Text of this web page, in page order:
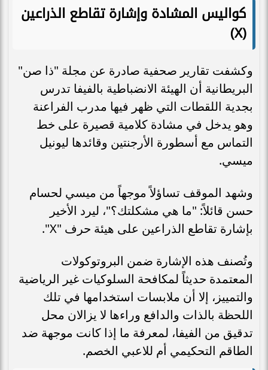
كواليس المشادة وإشارة تقاطع الذراعين
(X)
وكشفت تقارير صحفية صادرة عن مجلة "ذا صن"
البريطانية أن الهيئة الانضباطية بالفيفا تدرس
بجدية اللقطات التي ظهر فيها مدرب الفراعنة
وهو يدخل في مشادة كلامية قصيرة على خط
التماس مع أسطورة الأرجنتين وقائدها ليونيل
ميسي.
وشهد الموقف تساؤلاً موجهاً من ميسي لحسام
حسن قائلاً: "ما هي مشكلتك؟"، ليرد الأخير
بإشارة تقاطع الذراعين على هيئة حرف "X".
وتُصنف هذه الإشارة ضمن البروتوكولات
المعتمدة حديثاً لمكافحة السلوكيات غير الرياضية
والتمييز، إلا أن ملابسات استخدامها في تلك
اللحظة بالذات والدافع وراءها لا يزالان محل
تدقيق من الفيفا، لمعرفة ما إذا كانت موجهة ضد
الطاقم التحكيمي أم للاعبي الخصم.